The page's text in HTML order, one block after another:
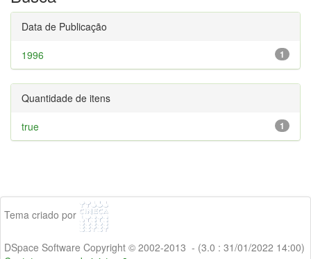
Data de Publicação
1
1996
Quantidade de itens
1
true
Tema criado por
DSpace Software Copyright © 2002-2013 - (3.0 : 31/01/2022 14:00)